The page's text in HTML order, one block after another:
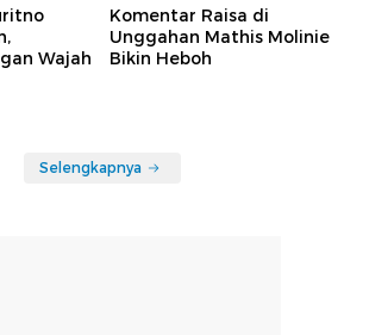
Wajah
Komentar Raisa di
Unggahan Mathis Molinie
Bikin Heboh
Selengkapnya